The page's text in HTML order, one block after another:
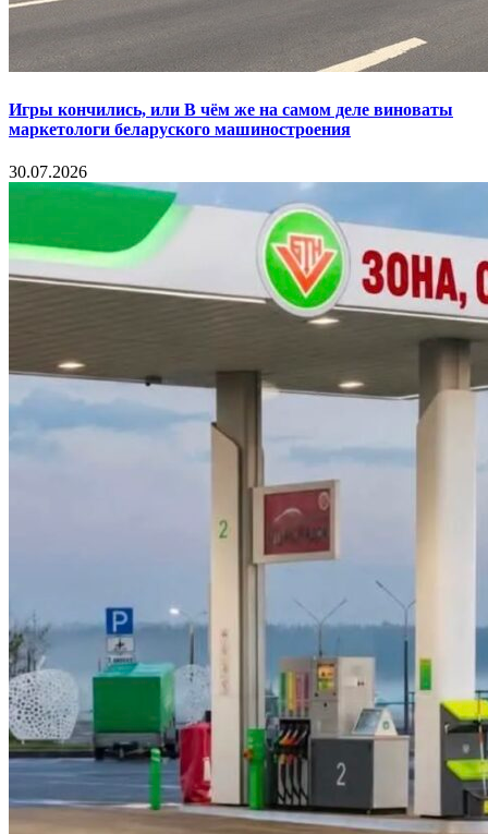
Игры кончились, или В чём же на самом деле виноваты
маркетологи беларуского машиностроения
30.07.2026